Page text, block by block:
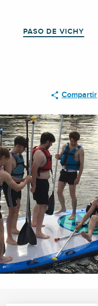
PASO DE VICHY
Compartir